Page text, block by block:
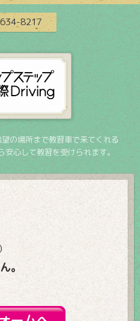
8217
の場所まで教習車で来てくれる
安心して教習を受けられます。
。